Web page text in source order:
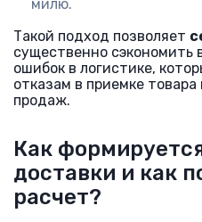
милю.
Такой подход позволяет
существенно сэкономить
ошибок в логистике,
отказам в приемке
продаж.
Как
доставки и как
расчет?